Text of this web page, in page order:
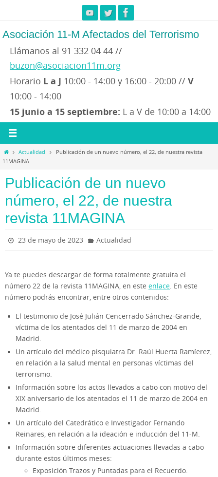
contenido
Asociación 11-M Afectados del Terrorismo
Llámanos al 91 332 04 44 //
buzon@asociacion11m.org
Horario L a J 10:00 - 14:00 y 16:00 - 20:00 // V
10:00 - 14:00
15 junio a 15 septiembre: L a V de 10:00 a 14:00
InicioActualidad
Publicación de un nuevo número, el 22, de nuestra revista
11MAGINA
Publicación de un nuevo
número, el 22, de nuestra
revista 11MAGINA
23 de mayo de 2023 Actualidad
Ya te puedes descargar de forma totalmente gratuita el
número 22 de la revista 11MAGINA, en este enlace. En este
número podrás encontrar, entre otros contenidos:
El testimonio de José Julián Cencerrado Sánchez-Grande,
víctima de los atentados del 11 de marzo de 2004 en
Madrid.
Un artículo del médico pisquiatra Dr. Raúl Huerta Ramíerez,
en relación a la salud mental en personas víctimas del
terrorismo.
Información sobre los actos llevados a cabo con motivo del
XIX aniversario de los atentados el 11 de marzo de 2004 en
Madrid.
Un artículo del Catedrático e Investigador Fernando
Reinares, en relación a la ideación e inducción del 11-M.
Información sobre diferentes actuaciones llevadas a cabo
durante estos últimos meses:
Exposición Trazos y Puntadas para el Recuerdo.